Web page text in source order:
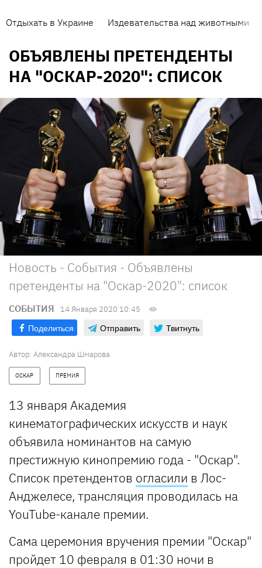
Отдыхать в Украине Издевательства над животными
ОБЪЯВЛЕНЫ ПРЕТЕНДЕНТЫ
НА "ОСКАР-2020": СПИСОК
Новость - События - Объявлены
претенденты на "Оскар-2020": список
СОБЫТИЯ 14 Января 2020 10:45
Поделиться Отправить Твитнуть
Автор: Александра Шмарова
ОСКАР ПРЕМИЯ
13 января Академия
кинематографических искусств и наук
объявила номинантов на самую
престижную кинопремию года - "Оскар".
Список претендентов огласили в Лос-
Анджелесе, трансляция проводилась на
YouTube-канале премии.
Сама церемония вручения премии "Оскар"
пройдет 10 февраля в 01:30 ночи в